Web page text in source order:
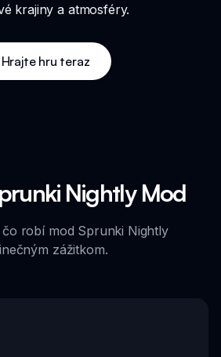
krajiny a atmosféry.
Hrajte hru teraz
Nightly Mod
čo robí mod Sprunki Nightly
zážitkom.